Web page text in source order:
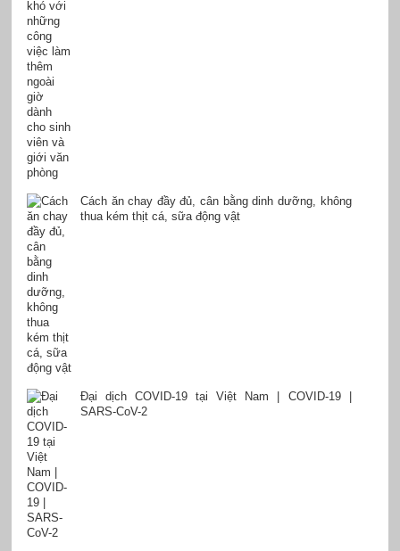
Cách ăn chay đầy đủ, cân bằng dinh dưỡng, không
thua kém thịt cá, sữa động vật
Đại dịch COVID-19 tại Việt Nam | COVID-19 |
SARS-CoV-2